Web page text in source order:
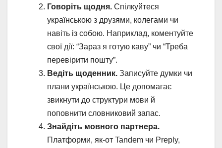
Говоріть щодня. Спілкуйтеся
українською з друзями, колегами чи
навіть із собою. Наприклад, коментуйте
свої дії: “Зараз я готую каву” чи “Треба
перевірити пошту”.
Ведіть щоденник. Записуйте думки чи
плани українською. Це допомагає
звикнути до структури мови й
поповнити словниковий запас.
Знайдіть мовного партнера.
Платформи, як-от Tandem чи Preply,